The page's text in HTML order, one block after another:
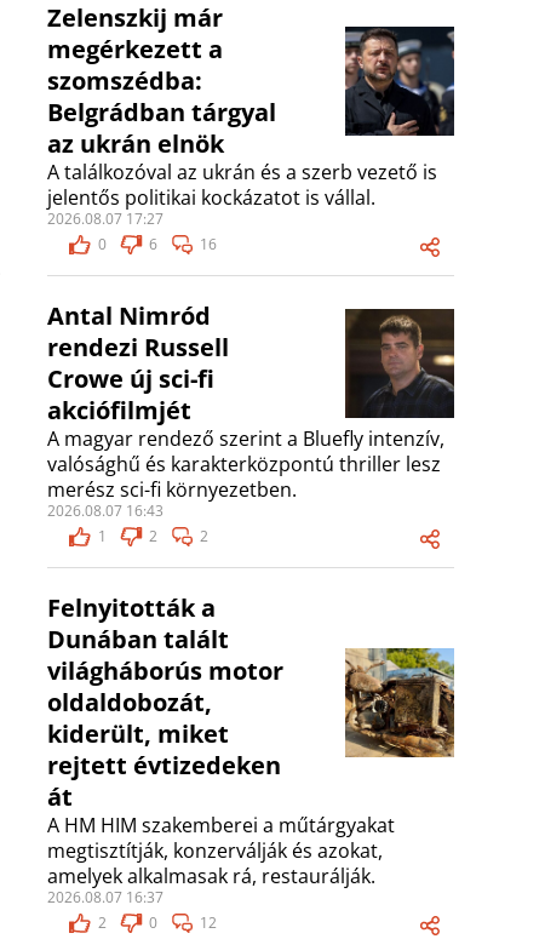
Zelenszkij már
megérkezett a
szomszédba:
Belgrádban tárgyal
az ukrán elnök
A találkozóval az ukrán és a szerb vezető is
jelentős politikai kockázatot is vállal.
2026.08.07 17:27
0
6 16
Antal Nimród
rendezi Russell
Crowe új sci-fi
akciófilmjét
A magyar rendező szerint a Bluefly intenzív,
valósághű és karakterközpontú thriller lesz
merész sci-fi környezetben.
2026.08.07 16:43
1
2 2
Felnyitották a
Dunában talált
világháborús motor
oldaldobozát,
kiderült, miket
rejtett évtizedeken
át
A HM HIM szakemberei a műtárgyakat
megtisztítják, konzerválják és azokat,
amelyek alkalmasak rá, restaurálják.
2026.08.07 16:37
2
0 12